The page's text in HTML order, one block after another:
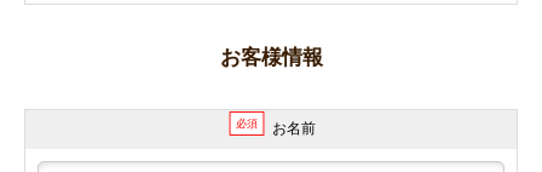
お客様情報
必須 お名前